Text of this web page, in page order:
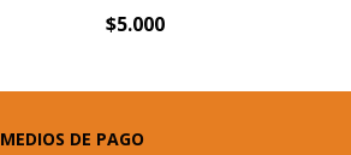
$5.000
MEDIOS DE PAGO